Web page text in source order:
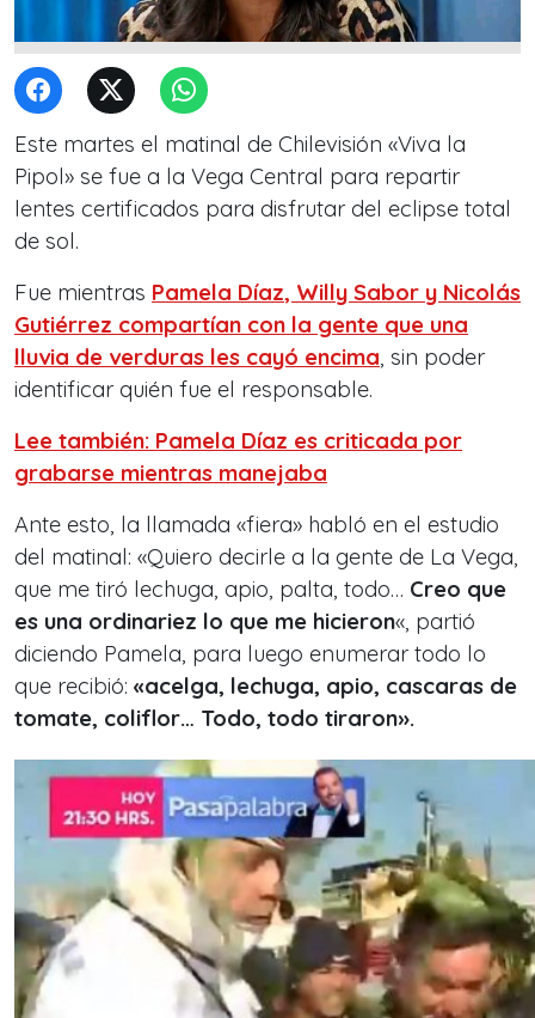
Este martes el matinal de Chilevisión «Viva la
Pipol» se fue a la Vega Central para repartir
lentes certificados para disfrutar del eclipse total
de sol.
Fue mientras Pamela Díaz, Willy Sabor y Nicolás
Gutiérrez compartían con la gente que una
lluvia de verduras les cayó encima , sin poder
identificar quién fue el responsable.
Lee también: Pamela Díaz es criticada por
grabarse mientras manejaba
Ante esto, la llamada «fiera» habló en el estudio
del matinal: «Quiero decirle a la gente de La Vega,
que me tiró lechuga, apio, palta, todo… Creo que
es una ordinariez lo que me hicieron«, partió
diciendo Pamela, para luego enumerar todo lo
que recibió: «acelga, lechuga, apio, cascaras de
tomate, coliflor… Todo, todo tiraron».